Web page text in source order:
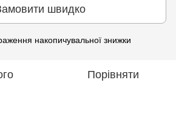
швидко
накопичувальної знижки
Порівняти